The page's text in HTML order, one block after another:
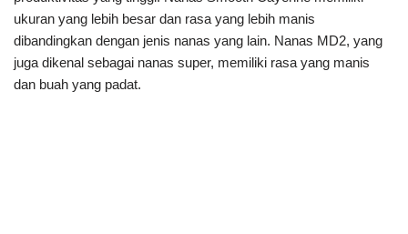
ukuran yang lebih besar dan rasa yang lebih manis
dibandingkan dengan jenis nanas yang lain. Nanas MD2, yang
juga dikenal sebagai nanas super, memiliki rasa yang manis
dan buah yang padat.